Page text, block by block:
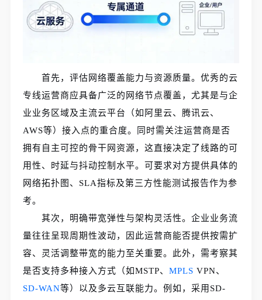
首先，评估网络覆盖能力与资源质量。优秀的云
专线运营商应具备广泛的网络节点覆盖，尤其是与企
业业务区域及主流云平台（如阿里云、腾讯云、
AWS等）接入点的重合度。同时需关注运营商是否
拥有自主可控的骨干网资源，这直接决定了线路的可
用性、时延与抖动控制水平。可要求对方提供具体的
网络拓扑图、SLA指标及第三方性能测试报告作为参
考。
其次，明确带宽弹性与架构灵活性。企业业务流
量往往呈现周期性波动，因此运营商能否提供按需扩
容、灵活调整带宽的能力至关重要。此外，需考察其
是否支持多种接入方式（如MSTP、MPLS VPN、
SD-WAN等）以及多云互联能力。例如，采用SD-